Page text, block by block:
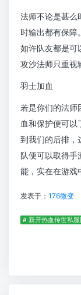
法师不论是甚么
时输出都有保障
如许队友都是可
攻沙法师只重视
羽士加血
若是你们的法师
血和保护便可以
到我们的后排，
队便可以取得手
能，实在在游戏
发表于： 176微变
# 新开热血传世私服